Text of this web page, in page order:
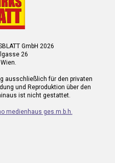
GmbH 2026
26
ausschließlich für den privaten
und Reproduktion über den
ist nicht gestattet.
medienhaus ges.m.b.h.